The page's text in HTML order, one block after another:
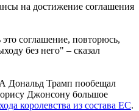
на достижение соглашения
соглашение, повторюсь,
без него" – сказал
Дональд Трамп пообещал
Джонсону большое
королевства из состава ЕС.